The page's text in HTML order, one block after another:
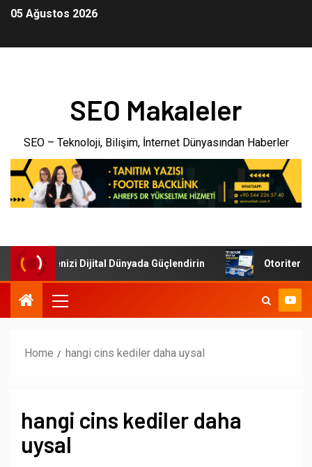
05 Ağustos 2026
SEO Makaleler
SEO – Teknoloji, Bilişim, İnternet Dünyasından Haberler
İşletmenizi Dijital Dünyada Güçlendirin Otoriter
Home hangi cins kediler daha uysal
hangi cins kediler daha
uysal